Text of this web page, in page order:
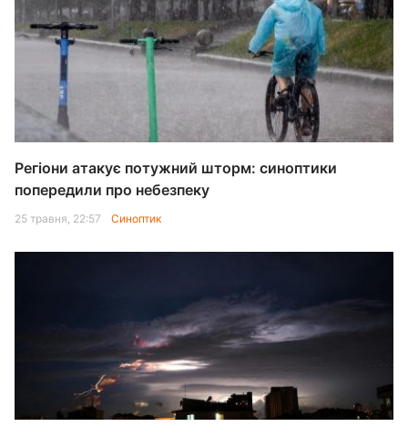
Регіони атакує потужний шторм: синоптики
попередили про небезпеку
25 травня, 22:57 Синоптик